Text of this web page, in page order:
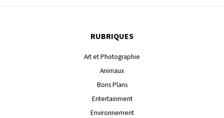
RUBRIQUES
Art et Photographie
Animaux
Bons Plans
Entertainment
Environnement